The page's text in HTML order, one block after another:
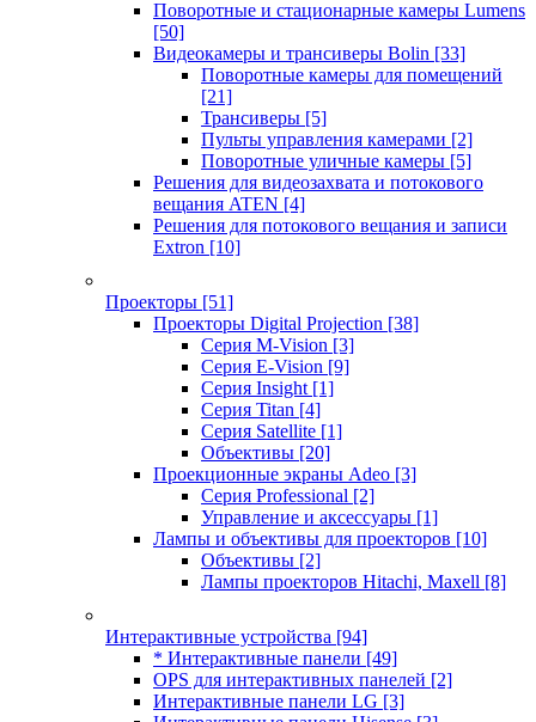
Поворотные и стационарные камеры Lumens
[50]
Видеокамеры и трансиверы Bolin [33]
Поворотные камеры для помещений
[21]
Трансиверы [5]
Пульты управления камерами [2]
Поворотные уличные камеры [5]
Решения для видеозахвата и потокового
вещания ATEN [4]
Решения для потокового вещания и записи
Extron [10]
Проекторы [51]
Проекторы Digital Projection [38]
Серия M-Vision [3]
Серия E-Vision [9]
Серия Insight [1]
Серия Titan [4]
Серия Satellite [1]
Объективы [20]
Проекционные экраны Adeo [3]
Серия Professional [2]
Управление и аксессуары [1]
Лампы и объективы для проекторов [10]
Объективы [2]
Лампы проекторов Hitachi, Maxell [8]
Интерактивные устройства [94]
* Интерактивные панели [49]
OPS для интерактивных панелей [2]
Интерактивные панели LG [3]